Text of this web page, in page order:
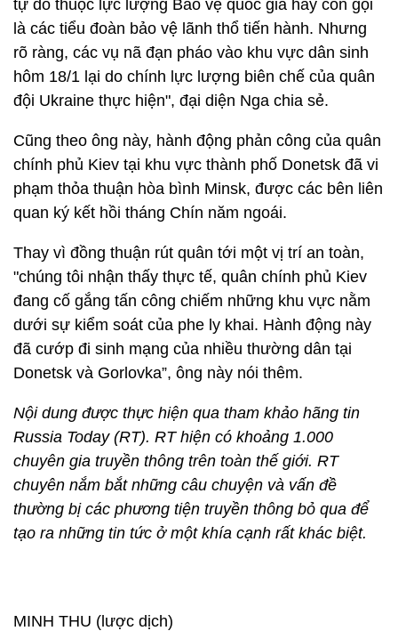
tự do thuộc lực lượng Bảo vệ quốc gia hay còn gọi
là các tiểu đoàn bảo vệ lãnh thổ tiến hành. Nhưng
rõ ràng, các vụ nã đạn pháo vào khu vực dân sinh
hôm 18/1 lại do chính lực lượng biên chế của quân
đội Ukraine thực hiện", đại diện Nga chia sẻ.
Cũng theo ông này, hành động phản công của quân
chính phủ Kiev tại khu vực thành phố Donetsk đã vi
phạm thỏa thuận hòa bình Minsk, được các bên liên
quan ký kết hồi tháng Chín năm ngoái.
Thay vì đồng thuận rút quân tới một vị trí an toàn,
"chúng tôi nhận thấy thực tế, quân chính phủ Kiev
đang cố gắng tấn công chiếm những khu vực nằm
dưới sự kiểm soát của phe ly khai. Hành động này
đã cướp đi sinh mạng của nhiều thường dân tại
Donetsk và Gorlovka”, ông này nói thêm.
Nội dung được thực hiện qua tham khảo hãng tin
Russia Today (RT). RT hiện có khoảng 1.000
chuyên gia truyền thông trên toàn thế giới. RT
chuyên nắm bắt những câu chuyện và vấn đề
thường bị các phương tiện truyền thông bỏ qua để
tạo ra những tin tức ở một khía cạnh rất khác biệt.
MINH THU (lược dịch)